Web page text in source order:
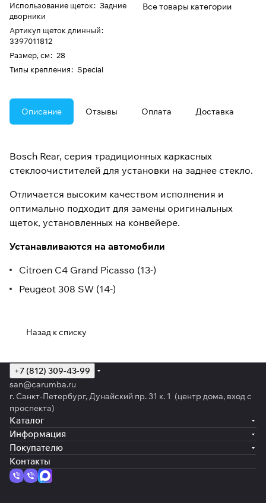
Использование щеток: Задние
дворники
Артикул щеток длинный:
3397011812
Размер, см: 28
Типы крепления: Special
Все товары категории
Описание Отзывы Оплата Доставка
Bosch Rear, серия традиционных каркасных
стеклоочистителей для установки на заднее стекло.
Отличается высоким качеством исполнения и
оптимально подходит для замены оригинальных
щеток, установленных на конвейере.
Устанавливаются на автомобили
Citroen C4 Grand Picasso (13-)
Peugeot 308 SW (14-)
Назад к списку
+7 (812) 309-43-99
san@carumba.ru
г. Санкт-Петербург, Дунайский пр. 31 к. 1 (центр дома, вход с
проспекта)
Каталог
Информация
Покупателю
Контакты